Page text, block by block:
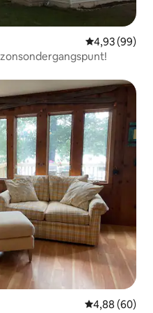
Gemiddelde
4,93 (99)
Gemiddelde
4,88 (60)